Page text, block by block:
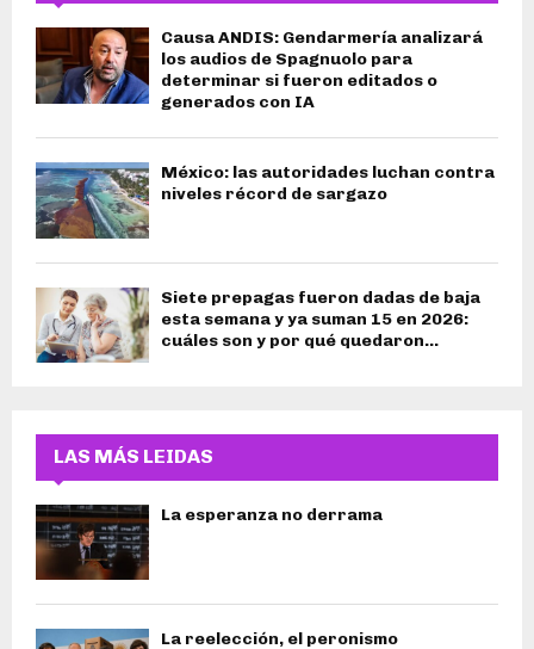
Causa ANDIS: Gendarmería analizará
los audios de Spagnuolo para
determinar si fueron editados o
generados con IA
México: las autoridades luchan contra
niveles récord de sargazo
Siete prepagas fueron dadas de baja
esta semana y ya suman 15 en 2026:
cuáles son y por qué quedaron...
LAS MÁS LEIDAS
La esperanza no derrama
La reelección, el peronismo